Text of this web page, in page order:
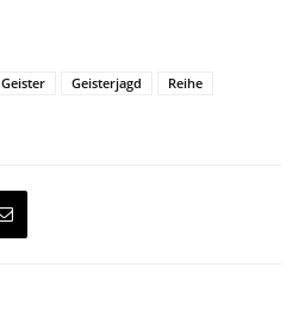
Geister Geisterjagd
Reihe